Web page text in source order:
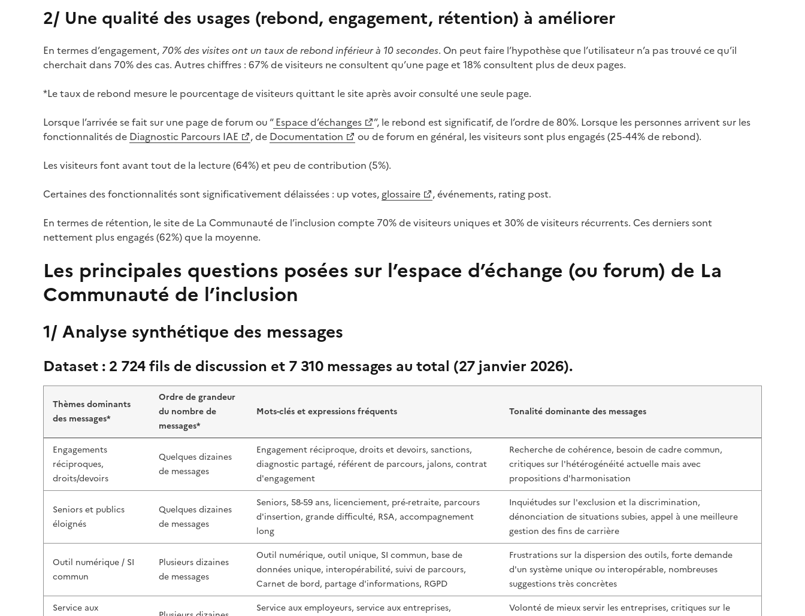
2/ Une qualité des usages (rebond, engagement, rétention) à améliorer
En termes d’engagement, 70% des visites ont un taux de rebond inférieur à 10 secondes. On peut faire l’hypothèse que l’utilisateur n’a pas trouvé ce qu’il
cherchait dans 70% des cas. Autres chiffres : 67% de visiteurs ne consultent qu’une page et 18% consultent plus de deux pages.
*Le taux de rebond mesure le pourcentage de visiteurs quittant le site après avoir consulté une seule page.
Lorsque l’arrivée se fait sur une page de forum ou “
(Ouvre une nouvelle fenêtre)
Espace d’échanges
”, le rebond est significatif, de l’ordre de 80%. Lorsque les personnes arrivent sur les
fonctionnalités de Diagnostic Parcours IAE
, de Documentation
ou de forum en général, les visiteurs sont plus engagés (25-44% de rebond).
Les visiteurs font avant tout de la lecture (64%) et peu de contribution (5%).
Certaines des fonctionnalités sont significativement délaissées : up votes, glossaire
, événements, rating post.
En termes de rétention, le site de La Communauté de l’inclusion compte 70% de visiteurs uniques et 30% de visiteurs récurrents. Ces derniers sont
nettement plus engagés (62%) que la moyenne.
Les principales questions posées sur l’espace d’échange (ou forum) de La
Communauté de l’inclusion
1/ Analyse synthétique des messages
Dataset : 2 724 fils de discussion et 7 310 messages au total (27 janvier 2026).
Thèmes dominants
des messages*
Ordre de grandeur
du nombre de
messages*
Mots-clés et expressions fréquents Tonalité dominante des messages
Engagements
réciproques,
droits/devoirs
Quelques dizaines
de messages
Engagement réciproque, droits et devoirs, sanctions,
diagnostic partagé, référent de parcours, jalons, contrat
d'engagement
Recherche de cohérence, besoin de cadre commun,
critiques sur l'hétérogénéité actuelle mais avec
propositions d'harmonisation
Seniors et publics
éloignés
Quelques dizaines
de messages
Seniors, 58-59 ans, licenciement, pré-retraite, parcours
d'insertion, grande difficulté, RSA, accompagnement
long
Inquiétudes sur l'exclusion et la discrimination,
dénonciation de situations subies, appel à une meilleure
gestion des fins de carrière
Outil numérique / SI
commun
Plusieurs dizaines
de messages
Outil numérique, outil unique, SI commun, base de
données unique, interopérabilité, suivi de parcours,
Carnet de bord, partage d'informations, RGPD
Frustrations sur la dispersion des outils, forte demande
d'un système unique ou interopérable, nombreuses
suggestions très concrètes
Service aux
Service aux employeurs, service aux entreprises,
Volonté de mieux servir les entreprises, critiques sur le